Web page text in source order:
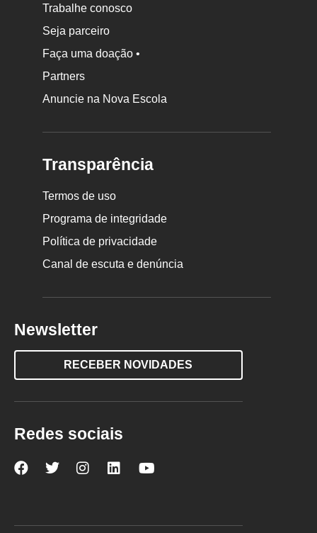
Trabalhe conosco
Seja parceiro
Faça uma doação •
Partners
Anuncie na Nova Escola
Transparência
Termos de uso
Programa de integridade
Política de privacidade
Canal de escuta e denúncia
Newsletter
RECEBER NOVIDADES
Redes sociais
Nova
Facebook
Nova
Twitter
Nova
Instagram
Nova
LinkedInYouTube